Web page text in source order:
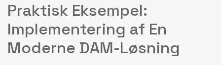
Praktisk Eksempel:
Implementering af En
Moderne DAM-Løsning